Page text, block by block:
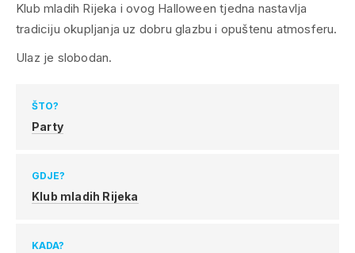
Klub mladih Rijeka i ovog Halloween tjedna nastavlja
tradiciju okupljanja uz dobru glazbu i opuštenu atmosferu.
Ulaz je slobodan.
ŠTO?
Party
GDJE?
Klub mladih Rijeka
KADA?